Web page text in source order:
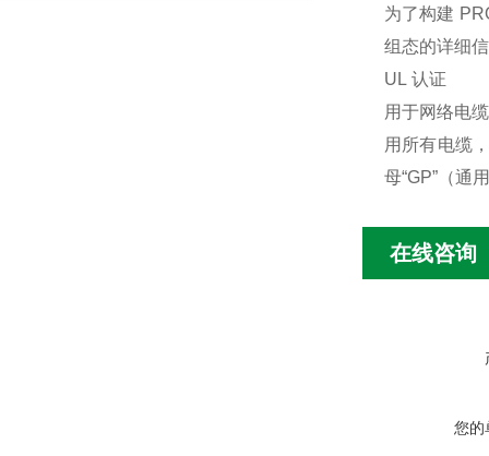
为了构建
组态的详细
UL 认证
用于网络电
用所有电缆
母“GP”（通
在线咨询
您的